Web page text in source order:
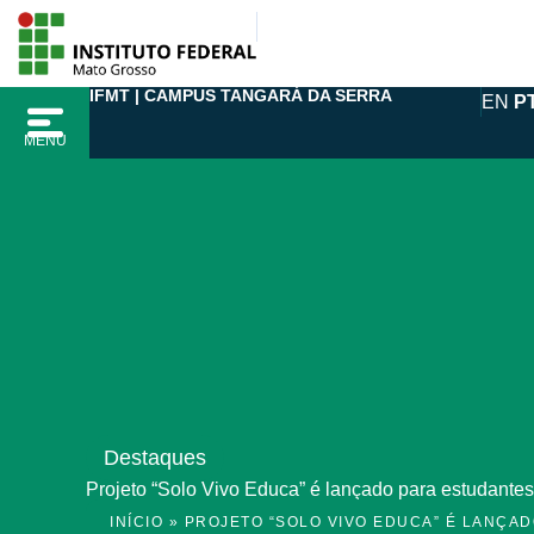
para
conteúdo
MENU
IFMT | CAMPUS TANGARÁ DA SERRA EN
Destaques
Projeto “Solo Vivo Educa” é lançado para
INÍCIO » PROJETO “SOLO VIVO EDUCA” É